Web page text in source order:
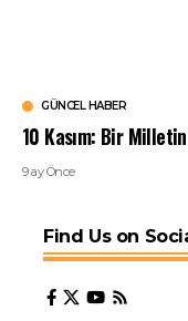
GÜNCEL HABER
10 Kasım: Bir
9 ay Önce
Find Us on